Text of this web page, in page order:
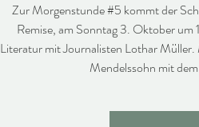
Zur Morgenstunde #5 kommt der
Remise, am Sonntag 3. Oktober um
Literatur mit Journalisten Lothar
Mendelssohn mit